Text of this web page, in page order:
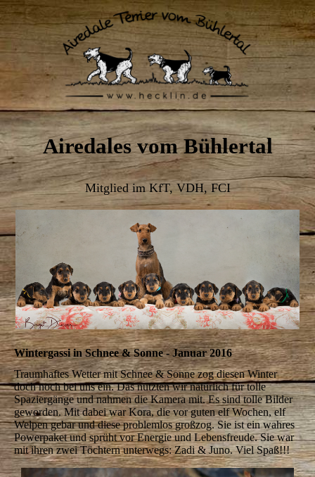
Airedales vom Bühlertal
Mitglied im KfT, VDH, FCI
Wintergassi in Schnee & Sonne - Januar 2016
Traumhaftes Wetter mit Schnee & Sonne zog diesen Winter
doch noch bei uns ein. Das nutzten wir natürlich für tolle
Spaziergänge und nahmen die Kamera mit. Es sind tolle Bilder
geworden. Mit dabei war Kora, die vor guten elf Wochen, elf
Welpen gebar und diese problemlos großzog. Sie ist ein wahres
Powerpaket und sprüht vor Energie und Lebensfreude. Sie war
mit ihren zwei Töchtern unterwegs: Zadi & Juno. Viel Spaß!!!